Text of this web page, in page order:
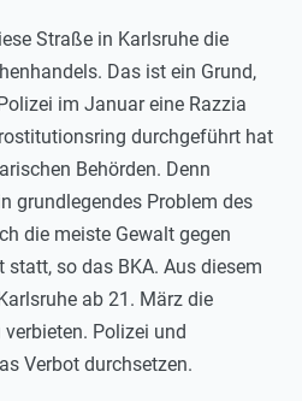
Straße in Karlsruhe die
Das ist ein Grund,
im Januar eine Razzia
durchgeführt hat
Behörden. Denn
grundlegendes Problem des
die meiste Gewalt gegen
so das BKA. Aus diesem
ab 21. März die
Polizei und
Verbot durchsetzen.